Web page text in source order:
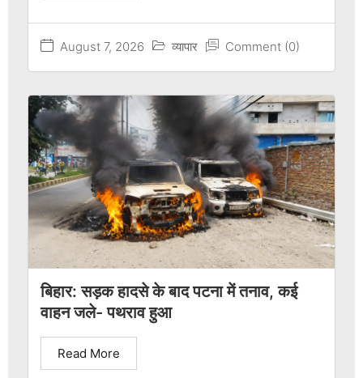
August 7, 2026 व्यापार Comment (0)
बिहार: सड़क हादसे के बाद पटना में तनाव, कई
वाहन जले- पथराव हुआ
Read More